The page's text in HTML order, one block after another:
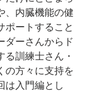
、内臓機能の健
ポートすること
ダーさんからド
る訓練士さん・
の方々に支持を
は入門編とし